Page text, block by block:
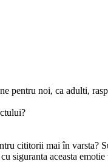
pentru noi, ca adulti,
cititorii mai în varsta?
siguranta aceasta